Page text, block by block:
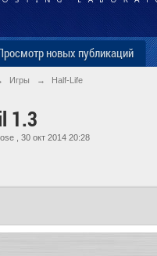
новых публикаций
Игры → Half-Life
1.3
,30 окт 2014 20:28